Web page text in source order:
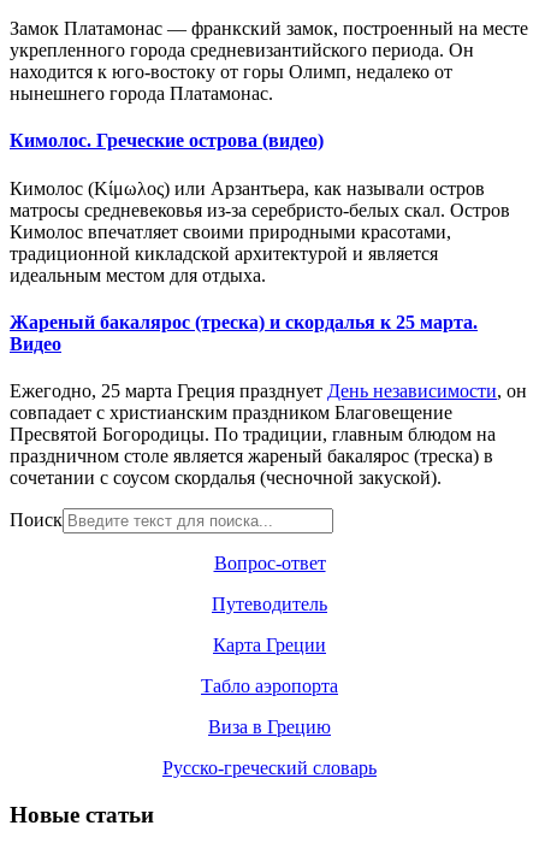
Замок Платамонас — франкский замок, построенный на месте
укрепленного города средневизантийского периода. Он
находится к юго-востоку от горы Олимп, недалеко от
нынешнего города Платамонас.
Кимолос. Греческие острова (видео)
Кимолос (Κίμωλος) или Арзантьера, как называли остров
матросы средневековья из-за серебристо-белых скал. Остров
Кимолос впечатляет своими природными красотами,
традиционной кикладской архитектурой и является
идеальным местом для отдыха.
Жареный бакалярос (треска) и скордалья к 25 марта.
Видео
Ежегодно, 25 марта Греция празднует День независимости, он
совпадает с христианским праздником Благовещение
Пресвятой Богородицы. По традиции, главным блюдом на
праздничном столе является жареный бакалярос (треска) в
сочетании с соусом скордалья (чесночной закуской).
Поиск
Вопрос-ответ
Путеводитель
Карта Греции
Табло аэропорта
Виза в Грецию
Русско-греческий словарь
Новые статьи